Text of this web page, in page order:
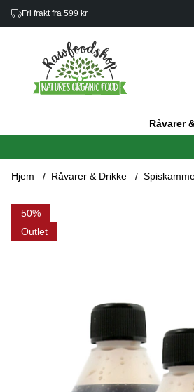
Fri frakt fra 599 kr
Råvarer
Hjem Råvarer & Drikke
50
Outlet
Produktbilder Kokos Aminos ØKO